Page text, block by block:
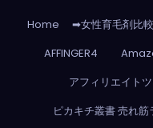
Home ➡女性育毛剤比
AFFINGER4
アフィリエイト
ピカキチ叢書 売れ